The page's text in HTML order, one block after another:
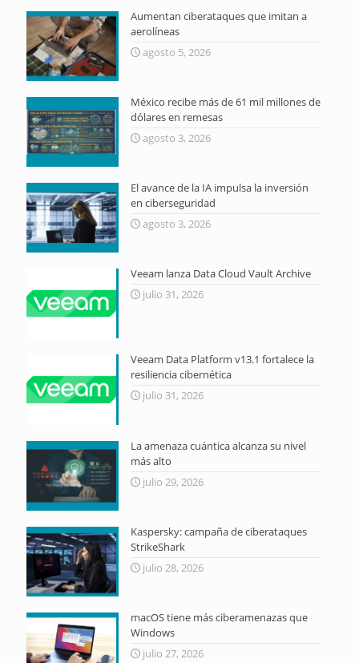
Aumentan ciberataques que imitan a
aerolíneas
agosto 5, 2026
México recibe más de 61 mil millones de
dólares en remesas
agosto 3, 2026
El avance de la IA impulsa la inversión
en ciberseguridad
agosto 3, 2026
Veeam lanza Data Cloud Vault Archive
julio 31, 2026
Veeam Data Platform v13.1 fortalece la
resiliencia cibernética
julio 31, 2026
La amenaza cuántica alcanza su nivel
más alto
julio 29, 2026
Kaspersky: campaña de ciberataques
StrikeShark
julio 28, 2026
macOS tiene más ciberamenazas que
Windows
julio 27, 2026